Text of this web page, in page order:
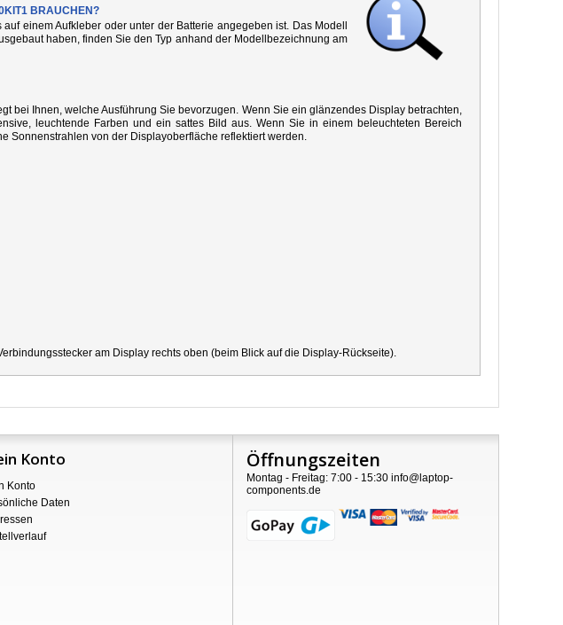
BRAUCHEN?
einem Aufkleber oder unter der Batterie angegeben ist. Das Modell
haben, finden Sie den Typ anhand der Modellbezeichnung am
bei Ihnen, welche Ausführung Sie bevorzugen. Wenn Sie ein glänzendes Display betrachten,
leuchtende Farben und ein sattes Bild aus. Wenn Sie in einem beleuchteten Bereich
Sonnenstrahlen von der Displayoberfläche reflektiert werden.
am Display rechts oben (beim Blick auf die Display-Rückseite).
Konto
Konto
Daten
Öffnungszeiten
Montag - Freitag: 7:00 - 15:30 info@laptop-
components.de